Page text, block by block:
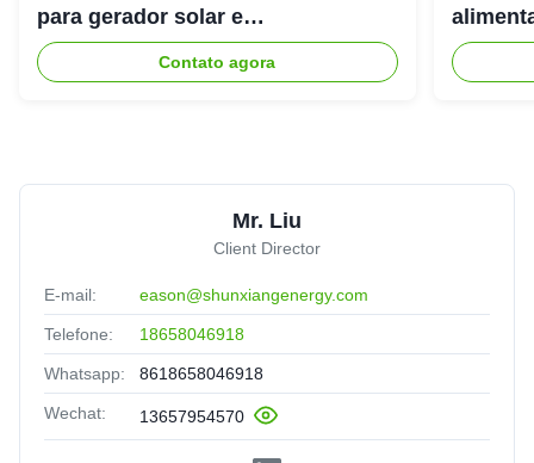
para gerador solar e
armazenamento de energia
Contato agora
livre
Mr. Liu
Client Director
E-mail: eason@shunxiangenergy.com
Telefone: 18658046918
Whatsapp: 8618658046918
Wechat: 13657954570